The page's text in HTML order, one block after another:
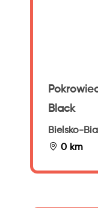
Black
Bielsko-
0 km